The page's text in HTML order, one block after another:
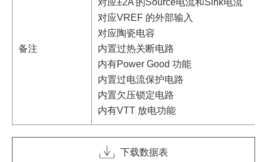
备注
对应±2A 的Source电流和Sink电流
对应VREF 的外部输入
对应陶瓷电容
内置过热关断电路
内有Power Good 功能
内置过电流保护电路
内置欠压锁定电路
内有VTT 放电功能
下载数据表